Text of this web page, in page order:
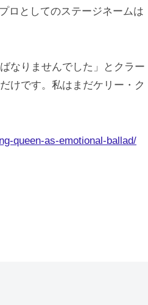
ロとしてのステージネームは
なりませんでした」とクラー
けです。私はまだケリー・ク
queen-as-emotional-ballad/